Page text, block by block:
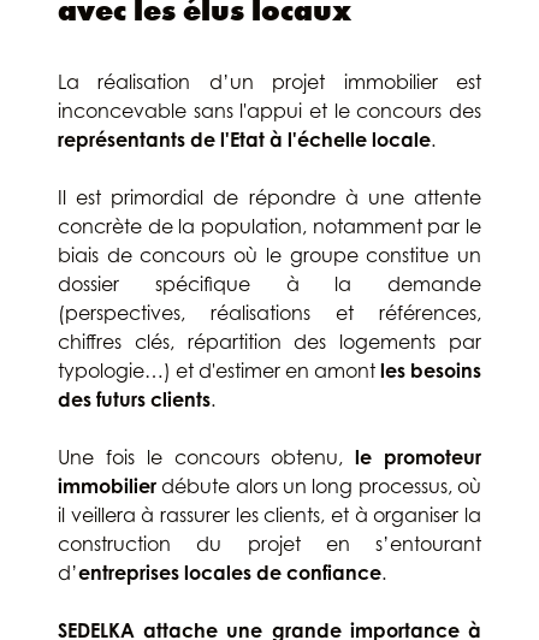
avec les élus locaux
La réalisation d’un projet immobilier est
inconcevable sans l'appui et le concours des
représentants de l'Etat à l'échelle locale.
Il est primordial de répondre à une attente
concrète de la population, notamment par le
biais de concours où le groupe constitue un
dossier spécifique à la demande
(perspectives, réalisations et références,
chiffres clés, répartition des logements par
typologie…) et d'estimer en amont les besoins
des futurs clients.
Une fois le concours obtenu,le promoteur
immobilier débute alors un long processus, où
il veillera à rassurer les clients, et à organiser la
construction du projet en s’entourant
d’entreprises locales de confiance.
SEDELKA attache une grande importance à